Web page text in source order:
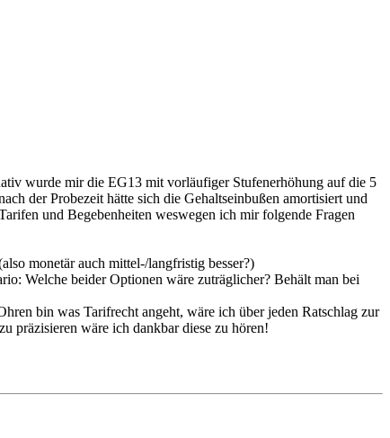
wurde mir die EG13 mit vorläufiger Stufenerhöhung auf die 5
der Probezeit hätte sich die Gehaltseinbußen amortisiert und
und Begebenheiten weswegen ich mir folgende Fragen
monetär auch mittel-/langfristig besser?)
Welche beider Optionen wäre zuträglicher? Behält man bei
bin was Tarifrecht angeht, wäre ich über jeden Ratschlag zur
präzisieren wäre ich dankbar diese zu hören!